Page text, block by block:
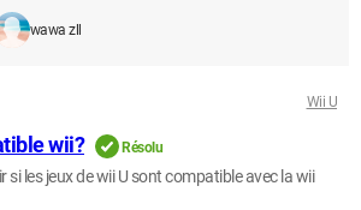
wawa zll
Wii U
wii? Résolu
si les jeux de wii U sont compatible avec la wii